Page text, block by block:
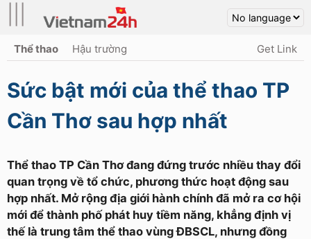
Thể thao Hậu trường Get Link
Sức bật mới của thể thao TP
Cần Thơ sau hợp nhất
Thể thao TP Cần Thơ đang đứng trước nhiều thay đổi
quan trọng về tổ chức, phương thức hoạt động sau
hợp nhất. Mở rộng địa giới hành chính đã mở ra cơ hội
mới để thành phố phát huy tiềm năng, khẳng định vị
thế là trung tâm thể thao vùng ĐBSCL, nhưng đồng